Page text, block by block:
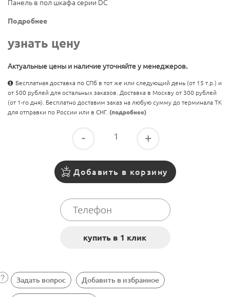
Панель в пол шкафа серии DC
Подробнее
узнать цену
Актуальные цены и наличие уточняйте у менеджеров.
Бесплатная доставка по СПб в тот же или следующий день (от 15 т.р.) и
от 500 рублей для остальных заказов. Доставка в Москву от 300 рублей
(от 1-го дня). Бесплатно доставим заказ на любую сумму до терминала ТК
для отправки по России или в СНГ. (подробнее)
- +
Добавить в корзину
Задать вопрос Добавить в избранное